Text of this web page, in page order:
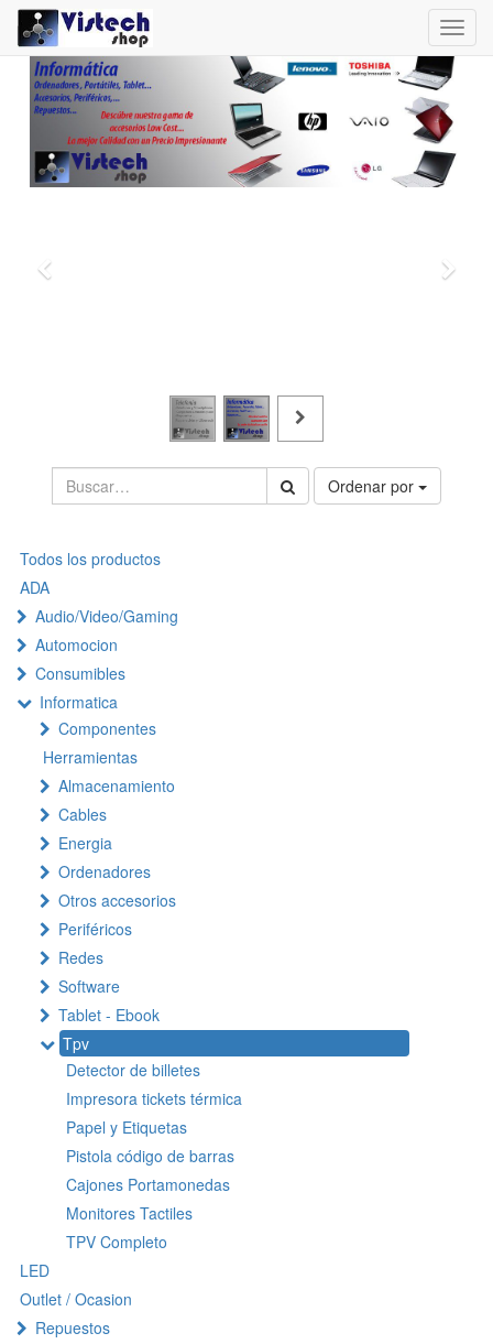
Ordenar por
Todos los productos
ADA
Audio/Video/Gaming
Automocion
Consumibles
Informatica
Componentes
Herramientas
Almacenamiento
Cables
Energia
Ordenadores
Otros accesorios
Periféricos
Redes
Software
Tablet - Ebook
Tpv
Detector de billetes
Impresora tickets térmica
Papel y Etiquetas
Pistola código de barras
Cajones Portamonedas
Monitores Tactiles
TPV Completo
LED
Outlet / Ocasion
Repuestos